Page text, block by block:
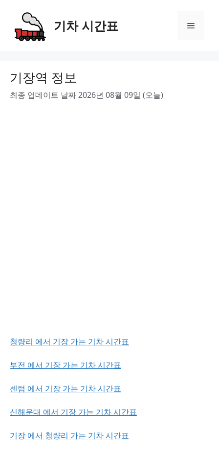
content
기차 시간표 Menu
기장역 정보
최종 업데이트 날짜 2026년 08월 09일 (오늘)
청량리 에서 기장 가는 기차 시간표
부전 에서 기장 가는 기차 시간표
센텀 에서 기장 가는 기차 시간표
신해운대 에서 기장 가는 기차 시간표
기장 에서 청량리 가는 기차 시간표